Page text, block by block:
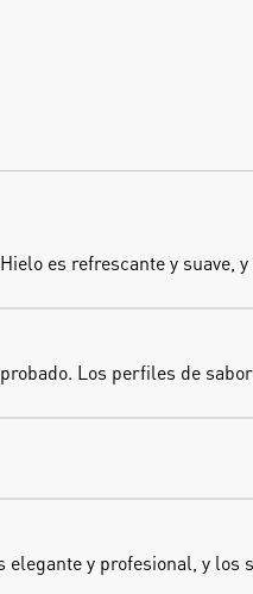
es refrescante y suave,
Los perfiles de
y profesional, y